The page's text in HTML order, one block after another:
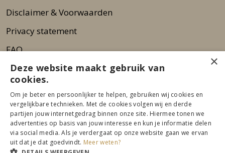
Disclaimer & Voorwaarden
Privacy statement
FAQ
Wie zijn wij?
Nieuwsbrief
Pers
×
Deze website maakt gebruik van
cookies.
Om je beter en persoonlijker te helpen, gebruiken wij cookies en
vergelijkbare technieken. Met de cookies volgen wij en derde
partijen jouw internetgedrag binnen onze site. Hiermee tonen we
advertenties op basis van jouw interesse en kun je informatie delen
via social media. Als je verdergaat op onze website gaan we ervan
uit dat je dat goedvindt. Meer weten?